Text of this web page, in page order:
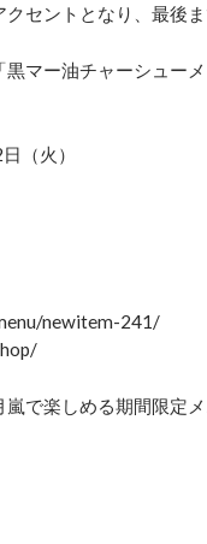
セントとなり、最後
マー油チャーシュー
（火）
newitem-241/
で楽しめる期間限定